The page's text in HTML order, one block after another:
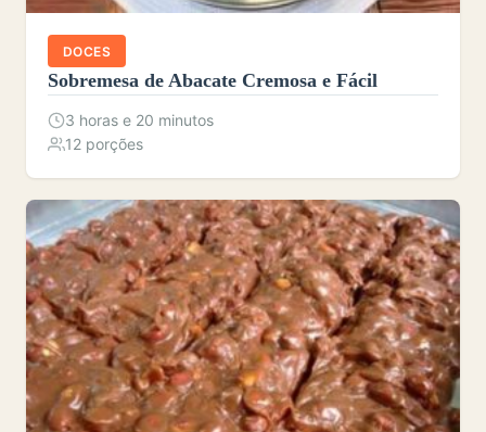
DOCES
Sobremesa de Abacate Cremosa e Fácil
3 horas e 20 minutos
12 porções